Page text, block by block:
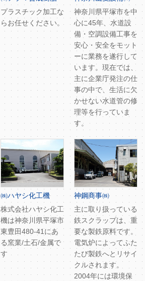
プラスチック加工な
らお任せください。
神奈川県平塚市を中
心に45年、水道設
備・空調設備工事を
安心・安全をモット
ーに業務を遂行して
います。現在では、
主に企業庁発注の仕
事の中で、生活に欠
かせない水道管の修
理等を行っていま
す。
㈱ハヤシ化工機
株式会社ハヤシ化工
機は神奈川県平塚市
東豊田480-41にあ
る窯業/土石/金属で
す
神鋼商事㈱
主に取り扱っている
鉄スクラップは、重
要な製鉄原料です。
電気炉によってふた
たび製鉄へとリサイ
クルされます。
2004年には環境保